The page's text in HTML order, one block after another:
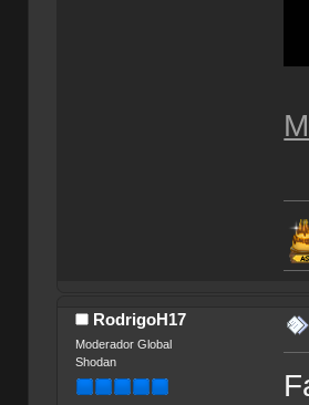
RodrigoH17
Moderador Global
Shodan